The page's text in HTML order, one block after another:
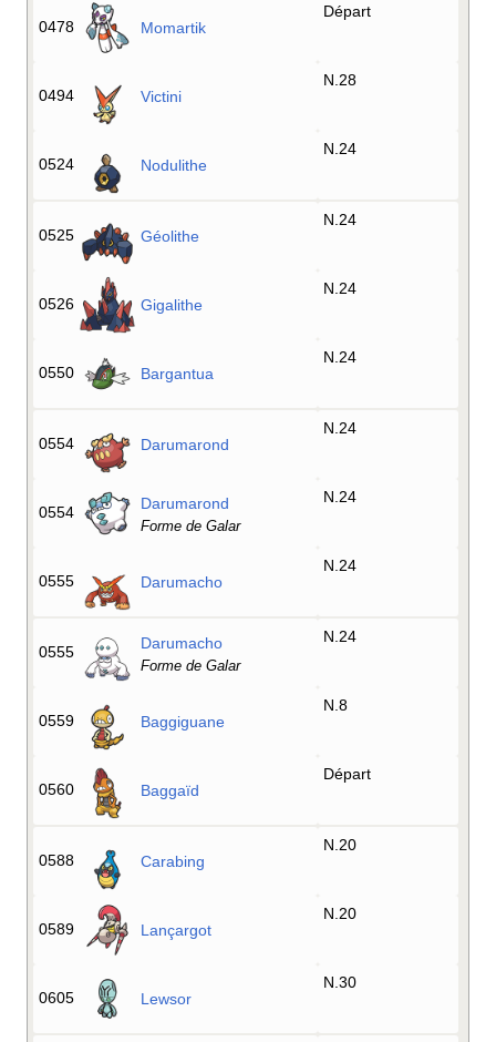
0478 Momartik
Départ
0494 Victini
N.28
0524 Nodulithe
N.24
0525 Géolithe
N.24
0526 Gigalithe
N.24
0550 Bargantua
N.24
0554 Darumarond
N.24
0554 Darumarond
Forme de Galar
N.24
0555 Darumacho
N.24
0555 Darumacho
Forme de Galar
N.24
0559 Baggiguane
N.8
0560 Baggaïd
Départ
0588 Carabing
N.20
0589 Lançargot
N.20
0605 Lewsor
N.30